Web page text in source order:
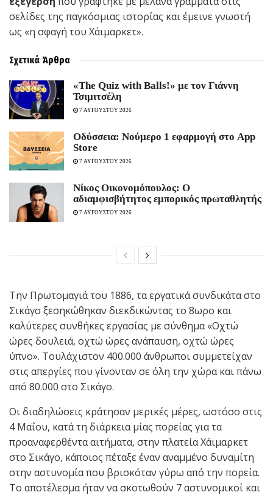
σελίδες της παγκόσμιας ιστορίας και έμεινε γνωστή
ως «η σφαγή του Χάιμαρκετ».
Σχετικά Άρθρα
«The Quiz with Balls!» με τον Γιάννη
Τσιμιτσέλη
7 ΑΥΓΟΥΣΤΟΥ 2026
Οδύσσεια: Νούμερο 1 εφαρμογή στο App
Store
7 ΑΥΓΟΥΣΤΟΥ 2026
Νίκος Οικονομόπουλος: Ο
αδιαμφισβήτητος εμπορικός πρωταθλητής
7 ΑΥΓΟΥΣΤΟΥ 2026
Την Πρωτομαγιά του 1886, τα εργατικά συνδικάτα στο
Σικάγο ξεσηκώθηκαν διεκδικώντας το 8ωρο και
καλύτερες συνθήκες εργασίας με σύνθημα «Οχτώ
ώρες δουλειά, οχτώ ώρες ανάπαυση, οχτώ ώρες
ύπνο». Τουλάχιστον 400.000 άνθρωποι συμμετείχαν
στις απεργίες που γίνονταν σε όλη την χώρα και πάνω
από 80.000 στο Σικάγο.
Οι διαδηλώσεις κράτησαν μερικές μέρες, ωστόσο στις
4 Μαΐου, κατά τη διάρκεια μίας πορείας για τα
προαναφερθέντα αιτήματα, στην πλατεία Χάιμαρκετ
στο Σικάγο, κάποιος πέταξε έναν αναμμένο δυναμίτη
στην αστυνομία που βρισκόταν γύρω από την πορεία.
Το αποτέλεσμα ήταν να σκοτωθούν 7 αστυνομικοί και